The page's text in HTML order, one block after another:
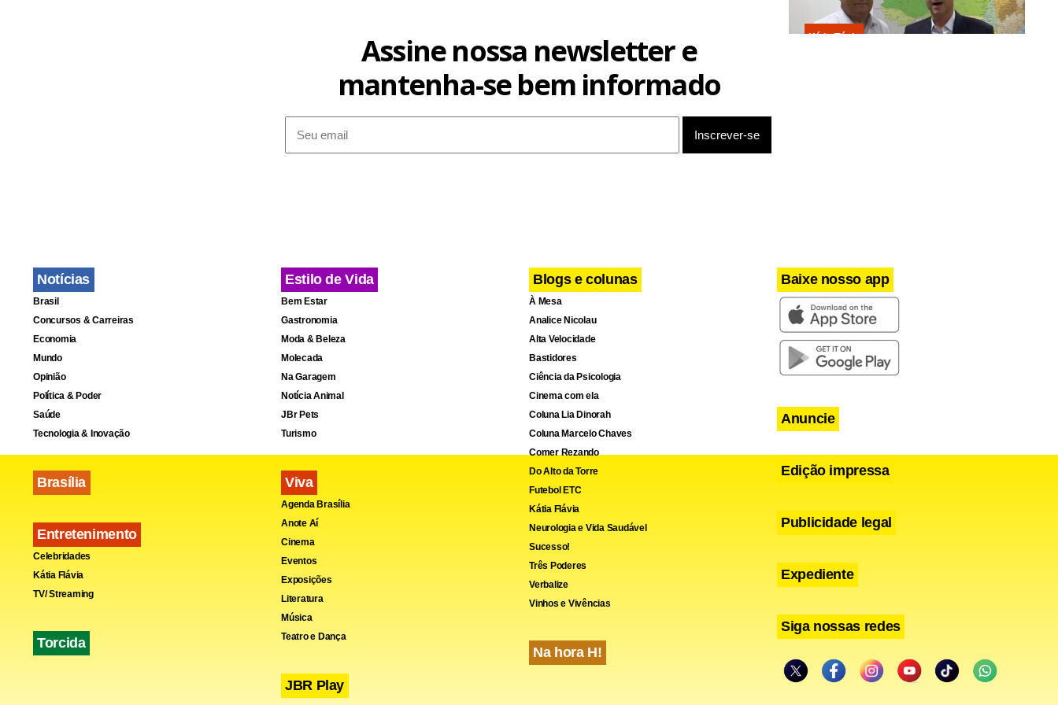
Kátia Flávia
Assine nossa newsletter e
mantenha-se bem informado
Notícias
Brasil
Concursos & Carreiras
Economia
Mundo
Opinião
Política & Poder
Saúde
Tecnologia & Inovação
Brasília
Entretenimento
Celebridades
Kátia Flávia
TV/ Streaming
Torcida
Estilo de Vida
Bem Estar
Gastronomia
Moda & Beleza
Molecada
Na Garagem
Notícia Animal
JBr Pets
Turismo
Viva
Agenda Brasília
Anote Aí
Cinema
Eventos
Exposições
Literatura
Música
Teatro e Dança
JBR Play
Blogs e colunas
À Mesa
Analice Nicolau
Alta Velocidade
Bastidores
Ciência da Psicologia
Cinema com ela
Coluna Lia Dinorah
Coluna Marcelo Chaves
Comer Rezando
Do Alto da Torre
Futebol ETC
Kátia Flávia
Neurologia e Vida Saudável
Sucesso!
Três Poderes
Verbalize
Vinhos e Vivências
Na hora H!
Baixe nosso app
Anuncie
Edição impressa
Publicidade legal
Expediente
Siga nossas redes